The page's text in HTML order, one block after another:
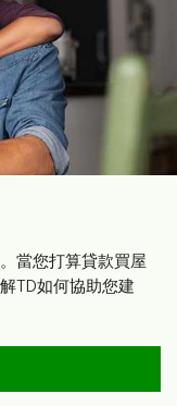
當您打算貸款買屋
TD如何協助您建